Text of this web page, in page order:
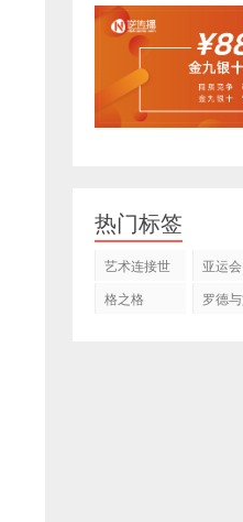
热门标签
艺术连接世
亚运会
格之格
罗德